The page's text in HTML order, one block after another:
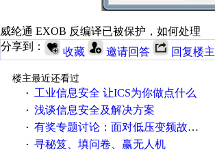
威纶通 EXOB 反编译已被保护，如何处理
分享到：
收藏 邀请回答 回复楼主
楼主最近还看过
·
工业信息安全 让ICS为你做点什么
· 浅谈信息安全及解决方案
· 有奖专题讨论：面对低压变频故障，老手是这样解决的！
· 寻秘笈、填问卷、赢无人机